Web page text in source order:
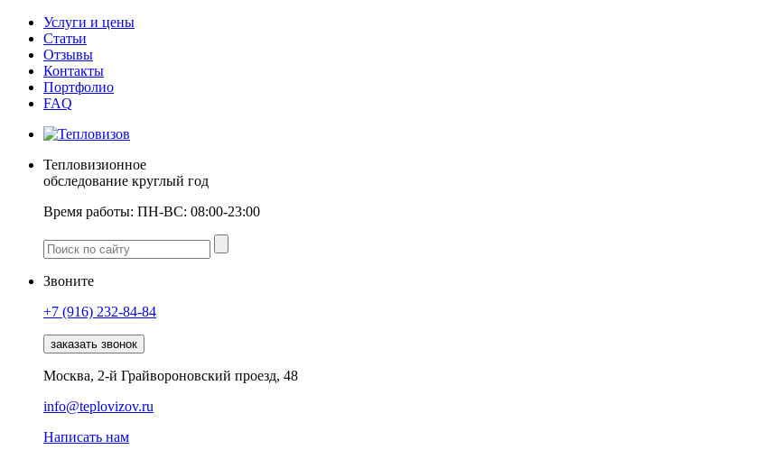
Услуги и цены
Статьи
Отзывы
Контакты
Портфолио
FAQ
Тепловизионное
обследование круглый год
Время работы: ПН-ВС: 08:00-23:00
Звоните
+7 (916) 232-84-84
заказать звонок
Москва, 2-й Грайвороновский проезд, 48
info@teplovizov.ru
Написать нам